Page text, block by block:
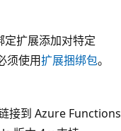
定扩展添加对特定
须使用扩展捆绑包。
接到 Azure Functions